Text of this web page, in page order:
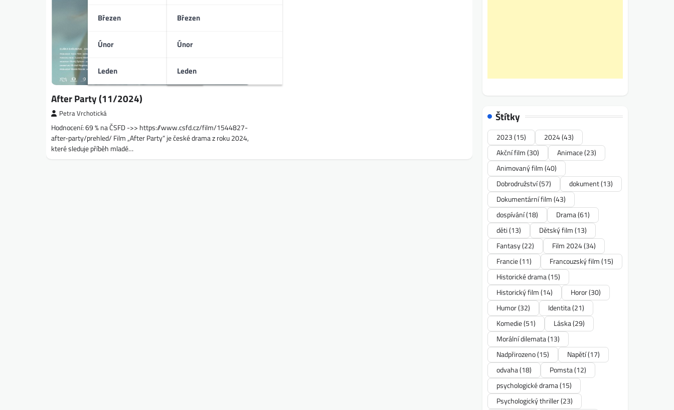
Březen
Únor
Leden
Březen
Únor
Leden
After Party (11/2024)
Petra Vrchotická
Hodnocení: 69 % na ČSFD ->> https://www.csfd.cz/film/1544827-
after-party/prehled/ Film „After Party“ je české drama z roku 2024,
které sleduje příběh mladé…
Štítky
2023(15) 2024(43)
Akční film(30) Animace(23)
Animovaný film(40)
Dobrodružství(57) dokument(13)
Dokumentární film(43)
dospívání(18) Drama(61)
děti(13) Dětský film(13)
Fantasy(22) Film 2024(34)
Francie(11) Francouzský film(15)
Historické drama(15)
Historický film(14) Horor(30)
Humor(32) Identita(21)
Komedie(51) Láska(29)
Morální dilemata(13)
Nadpřirozeno(15) Napětí(17)
odvaha(18) Pomsta(12)
psychologické drama(15)
Psychologický thriller(23)